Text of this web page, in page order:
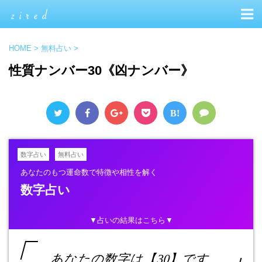
HOME > 無料占い >
性質ナンバー30《凶ナンバー》
B!
数字占い 無料占い
あなたのもつ運命数で特徴や相性を解く
数字占い
▼占いの結果はこちら▼
あなたの数字は【30】です